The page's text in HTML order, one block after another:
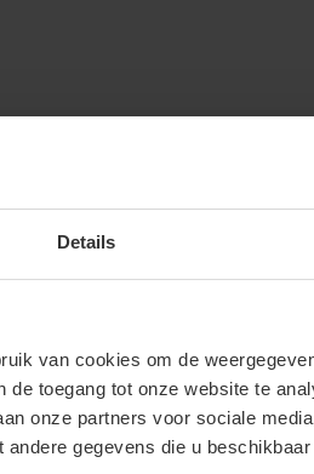
Details
van cookies om de
toegang tot onze website te
onze partners voor sociale
gegevens die u